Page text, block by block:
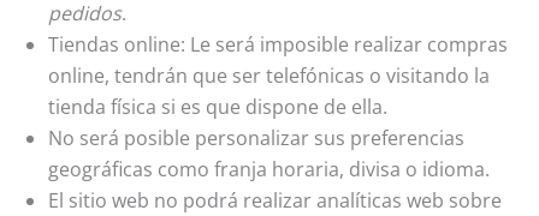
pedidos.
Tiendas online: Le será imposible realizar compras
online, tendrán que ser telefónicas o visitando la
tienda física si es que dispone de ella.
No será posible personalizar sus preferencias
geográficas como franja horaria, divisa o idioma.
El sitio web no podrá realizar analíticas web sobre